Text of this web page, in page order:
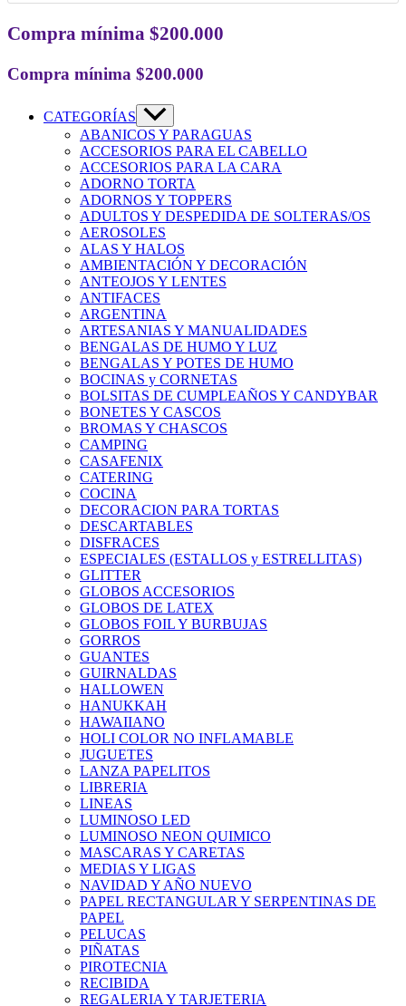
Compra mínima $200.000
Compra mínima $200.000
CATEGORÍAS
ABANICOS Y PARAGUAS
ACCESORIOS PARA EL CABELLO
ACCESORIOS PARA LA CARA
ADORNO TORTA
ADORNOS Y TOPPERS
ADULTOS Y DESPEDIDA DE SOLTERAS/OS
AEROSOLES
ALAS Y HALOS
AMBIENTACIÓN Y DECORACIÓN
ANTEOJOS Y LENTES
ANTIFACES
ARGENTINA
ARTESANIAS Y MANUALIDADES
BENGALAS DE HUMO Y LUZ
BENGALAS Y POTES DE HUMO
BOCINAS y CORNETAS
BOLSITAS DE CUMPLEAÑOS Y CANDYBAR
BONETES Y CASCOS
BROMAS Y CHASCOS
CAMPING
CASAFENIX
CATERING
COCINA
DECORACION PARA TORTAS
DESCARTABLES
DISFRACES
ESPECIALES (ESTALLOS y ESTRELLITAS)
GLITTER
GLOBOS ACCESORIOS
GLOBOS DE LATEX
GLOBOS FOIL Y BURBUJAS
GORROS
GUANTES
GUIRNALDAS
HALLOWEN
HANUKKAH
HAWAIIANO
HOLI COLOR NO INFLAMABLE
JUGUETES
LANZA PAPELITOS
LIBRERIA
LINEAS
LUMINOSO LED
LUMINOSO NEON QUIMICO
MASCARAS Y CARETAS
MEDIAS Y LIGAS
NAVIDAD Y AÑO NUEVO
PAPEL RECTANGULAR Y SERPENTINAS DE
PAPEL
PELUCAS
PIÑATAS
PIROTECNIA
RECIBIDA
REGALERIA Y TARJETERIA